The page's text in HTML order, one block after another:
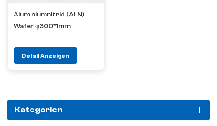
Aluminiumnitrid (ALN)
Wafer φ300*1mm
Detail Anzeigen
Kategorien